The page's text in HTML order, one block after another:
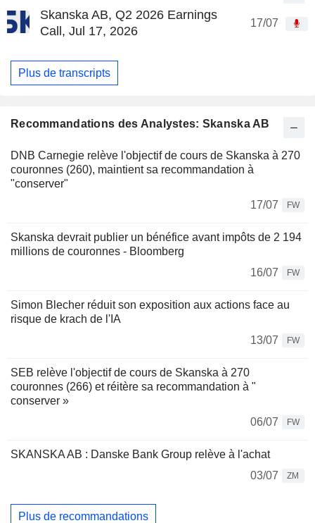
Skanska AB, Q2 2026 Earnings
Call, Jul 17, 2026
17/07
Plus de transcripts
Recommandations des Analystes: Skanska AB
DNB Carnegie relève l'objectif de cours de Skanska à 270
couronnes (260), maintient sa recommandation à
"conserver"
17/07
FW
Skanska devrait publier un bénéfice avant impôts de 2 194
millions de couronnes - Bloomberg
16/07
FW
Simon Blecher réduit son exposition aux actions face au
risque de krach de l'IA
13/07
FW
SEB relève l'objectif de cours de Skanska à 270
couronnes (266) et réitère sa recommandation à "
conserver »
06/07
FW
SKANSKA AB : Danske Bank Group relève à l'achat
03/07
ZM
Plus de recommandations